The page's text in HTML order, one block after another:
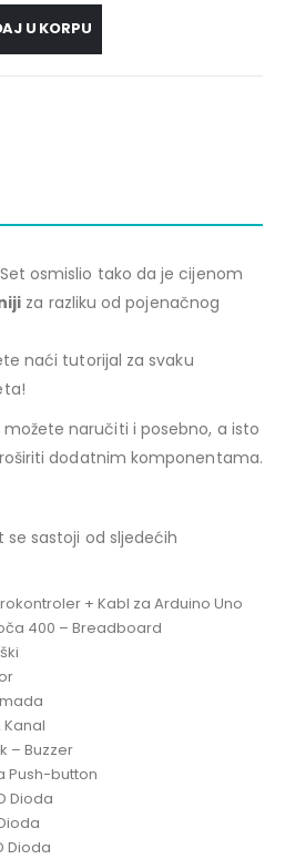
U KORPU
osmislio tako da je cijenom
za razliku od pojenačnog
naći tutorijal za svaku
naručiti i posebno, a isto
dodatnim komponentama.
se sastoji od sljedećih
+ Kabl za Arduino Uno
400 – Breadboard
Kanal
– Buzzer
Push-button
Dioda
Dioda